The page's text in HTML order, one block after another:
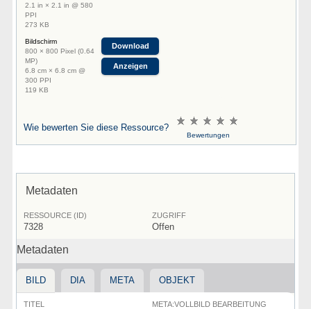
2.1 in × 2.1 in @ 580
PPI
273 KB
Bildschirm
800 × 800 Pixel (0.64
MP)
6.8 cm × 6.8 cm @
300 PPI
119 KB
Download
Anzeigen
Wie bewerten Sie diese Ressource?
Bewertungen
Metadaten
RESSOURCE (ID)
7328
ZUGRIFF
Offen
Metadaten
BILD DIA META OBJEKT
TITEL META:VOLLBILD BEARBEITUNG